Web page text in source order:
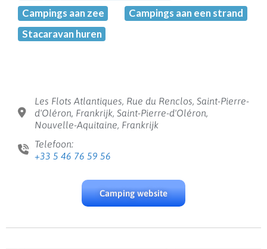
Campings aan zee
Campings aan een strand
Stacaravan huren
Les Flots Atlantiques, Rue du Renclos, Saint-Pierre-
d'Oléron, Frankrijk, Saint-Pierre-d'Oléron,
Nouvelle-Aquitaine, Frankrijk
Telefoon:
+33 5 46 76 59 56
Camping website